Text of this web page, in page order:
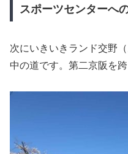
スポーツセンターへ
次にいきいきランド交野
中の道です。第二京阪を跨